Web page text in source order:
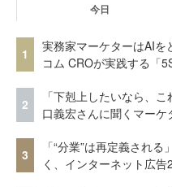
今日
1
実務家マーケターはAIを
コム CROが実践する「
2
「下剋上したいなら、
口義宏さんに聞くマー
3
「“分業”は再定義され
く、インターネット広告